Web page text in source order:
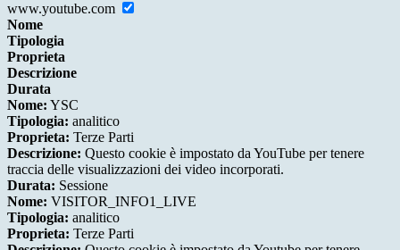
www.youtube.com
Nome
Tipologia
Proprieta
Descrizione
Durata
Nome: YSC
Tipologia: analitico
Proprieta: Terze Parti
Descrizione: Questo cookie è impostato da YouTube per tenere
traccia delle visualizzazioni dei video incorporati.
Durata: Sessione
Nome: VISITOR_INFO1_LIVE
Tipologia: analitico
Proprieta: Terze Parti